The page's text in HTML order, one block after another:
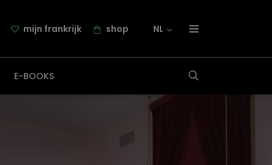
mijn frankrijk shop NL
over frankrijk.nl
E-BOOKS